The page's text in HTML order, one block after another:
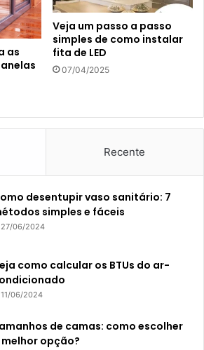
as
Veja um passo a passo
simples de como instalar
fita de LED
07/04/2025
Recente
desentupir vaso sanitário: 7
simples e fáceis
27/06/2024
como calcular os BTUs do ar-
11/06/2024
de camas: como escolher
melhor opção?